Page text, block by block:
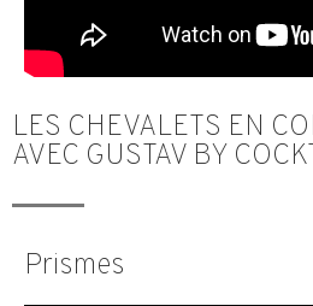
LES CHEVALETS EN
AVEC GUSTAV BY
Prismes